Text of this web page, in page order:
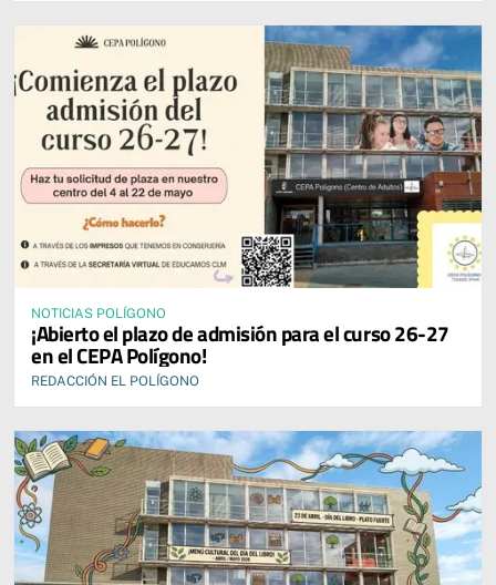
NOTICIAS POLÍGONO
¡Abierto el plazo de admisión para el curso 26-27
en el CEPA Polígono!
REDACCIÓN EL POLÍGONO